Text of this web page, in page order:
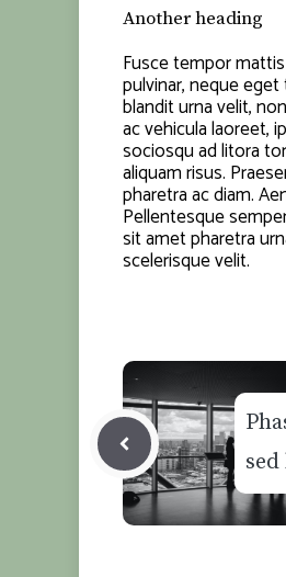
Another heading
Fusce tempor
pulvinar, neque
blandit urna velit,
ac vehicula laoreet,
sociosqu ad litora
aliquam risus.
pharetra ac diam.
Pellentesque
sit amet pharetra
scelerisque velit.